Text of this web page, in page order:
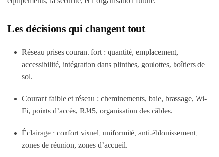
Les décisions qui changent tout
Réseau prises courant fort : quantité, emplacement,
accessibilité, intégration dans plinthes, goulottes, boîtiers de
sol.
Courant faible et réseau : cheminements, baie, brassage, Wi-
Fi, points d’accès, RJ45, organisation des câbles.
Éclairage : confort visuel, uniformité, anti-éblouissement,
zones de réunion, zones d’accueil.